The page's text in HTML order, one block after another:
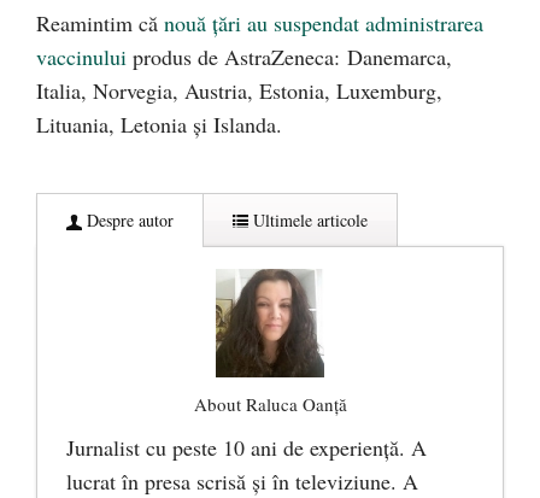
Reamintim că nouă țări au suspendat administrarea
vaccinului produs de AstraZeneca: Danemarca,
Italia, Norvegia, Austria, Estonia, Luxemburg,
Lituania, Letonia și Islanda.
Despre autor Ultimele articole
About Raluca Oanță
Jurnalist cu peste 10 ani de experiență. A
lucrat în presa scrisă și în televiziune. A